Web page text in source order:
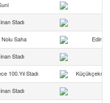
Stadı
Saha Edirne
Stadı
100.Yıl Stadı
Stadı